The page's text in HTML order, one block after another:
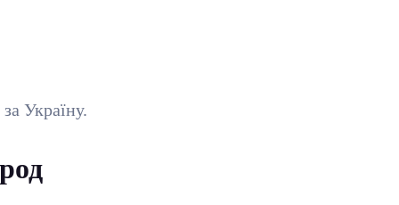
Україну.